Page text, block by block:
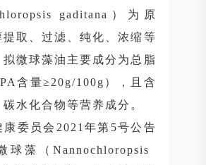
gaditana）为原
提取、过滤、纯化、浓缩等
拟微球藻油主要成分为总脂
含量≥20g/100g），且含
水化合物等营养成分。
康委员会2021年第5号公告
球藻（Nannochloropsis